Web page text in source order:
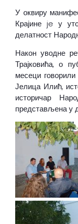
У оквиру
Крајине je у
делатност
Након уводне
Трајковића, о
месеци
Јелица Илић,
историчар
представљена у